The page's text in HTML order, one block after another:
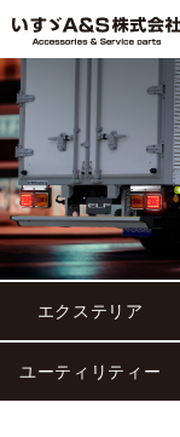
エクステリア
ユーティリティー